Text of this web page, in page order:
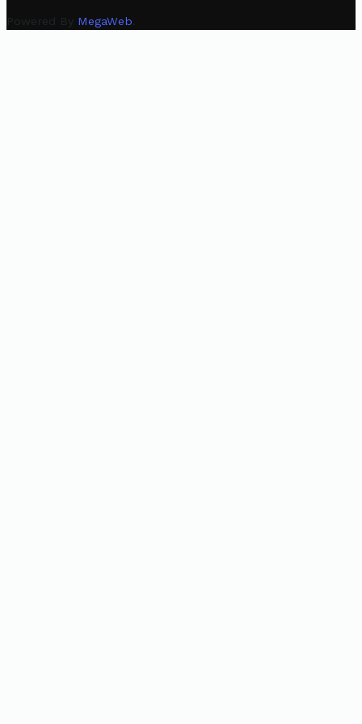
Powered By MegaWeb